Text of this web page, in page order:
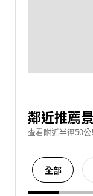
鄰近推薦
查看附近半徑50
全部